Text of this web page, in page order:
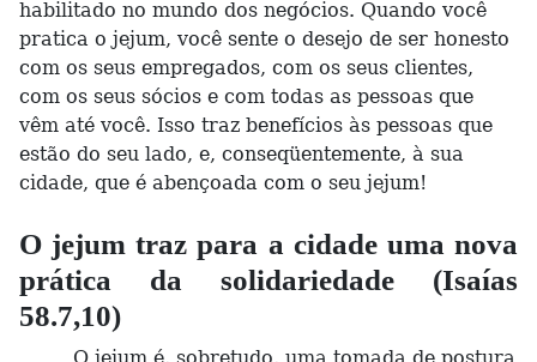
habilitado no mundo dos negócios. Quando você
pratica o jejum, você sente o desejo de ser honesto
com os seus empregados, com os seus clientes,
com os seus sócios e com todas as pessoas que
vêm até você. Isso traz benefícios às pessoas que
estão do seu lado, e, conseqüentemente, à sua
cidade, que é abençoada com o seu jejum!
O jejum traz para a cidade uma nova
prática da solidariedade (Isaías
58.7,10)